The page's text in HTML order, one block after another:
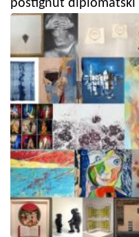
postignut diplomatski